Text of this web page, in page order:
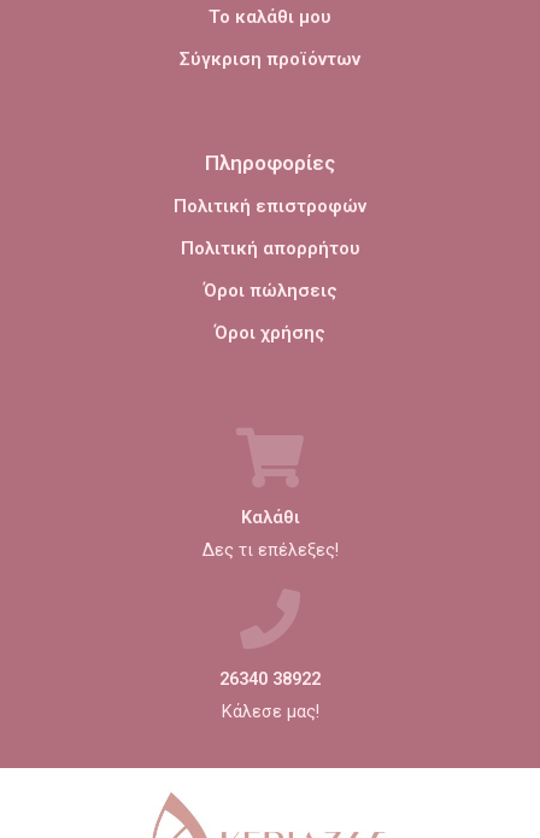
Το καλάθι μου
Σύγκριση προϊόντων
Πληροφορίες
Πολιτική επιστροφών
Πολιτική απορρήτου
Όροι πώλησεις
Όροι χρήσης
Καλάθι
Δες τι επέλεξες!
26340 38922
Κάλεσε μας!